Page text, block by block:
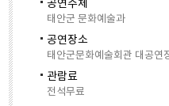
공연주체
태안군 문화예술과
공연장소
태안군문화예술회관 대공연
관람료
전석무료